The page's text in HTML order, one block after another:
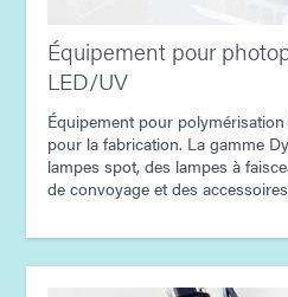
Équipement pour
LED/UV
Équipement pour
pour la fabrication. La gamme
lampes spot, des lampes à
de convoyage et des